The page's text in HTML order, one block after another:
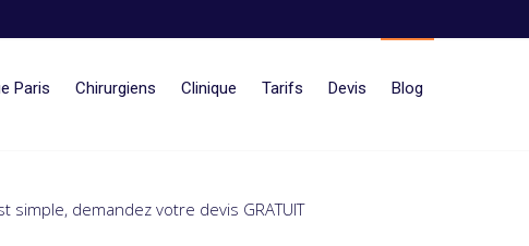
Paris Chirurgiens Clinique Tarifs Devis Blog
demandez votre devis GRATUIT